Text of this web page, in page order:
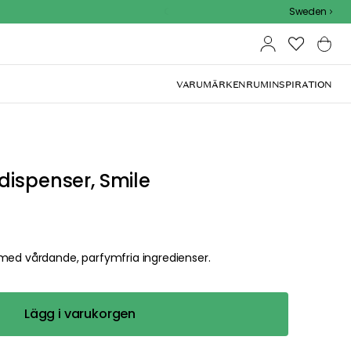
Sweden
VARUMÄRKENRUMINSPIRATION
Smile
parfymfria ingredienser.
Lägg i varukorgen